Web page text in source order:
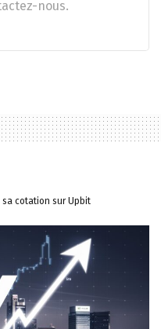
nous.
sa cotation sur Upbit